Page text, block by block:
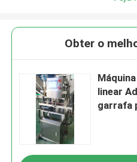
Obter o
linear
garrafa